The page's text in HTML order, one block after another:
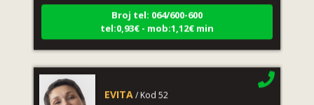
Broj tel: 064/600-600
tel:0,93€ - mob:1,12€ min